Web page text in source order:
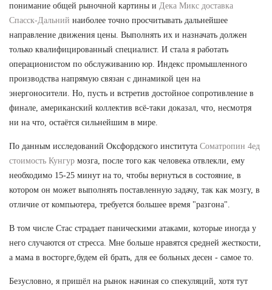
понимание общей рыночной картины и Дека Микс доставка
Спасск-Дальний наиболее точно просчитывать дальнейшее
направление движения цены. Выполнять их и назначать должен
только квалифицированный специалист. И стала я работать
операционистом по обслуживанию юр. Индекс промышленного
производства напрямую связан с динамикой цен на
энергоносители. Но, пусть и встретив достойное сопротивление в
финале, американский коллектив всё-таки доказал, что, несмотря
ни на что, остаётся сильнейшим в мире.
По данным исследований Оксфордского института Cоматропин 4ед
стоимость Кунгур мозга, после того как человека отвлекли, ему
необходимо 15-25 минут на то, чтобы вернуться в состояние, в
котором он может выполнять поставленную задачу, так как мозгу, в
отличие от компьютера, требуется большее время "разгона".
В том числе Стас страдает паническими атаками, которые иногда у
него случаются от стресса. Мне больше нравятся средней жесткости,
а мама в восторге,будем ей брать, для ее больных десен - самое то.
Безусловно, я пришёл на рынок начиная со спекуляций, хотя тут